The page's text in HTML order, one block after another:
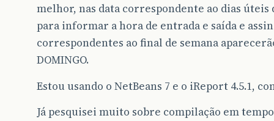
melhor, nas data correspondente ao dias úteis
para informar a hora de entrada e saída e
correspondentes ao final de semana
DOMINGO.
Estou usando o NetBeans 7 e o iReport 4.5.1,
Já pesquisei muito sobre compilação em